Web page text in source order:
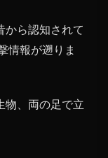
から認知されて
情報が遡りま
物、両の足で立